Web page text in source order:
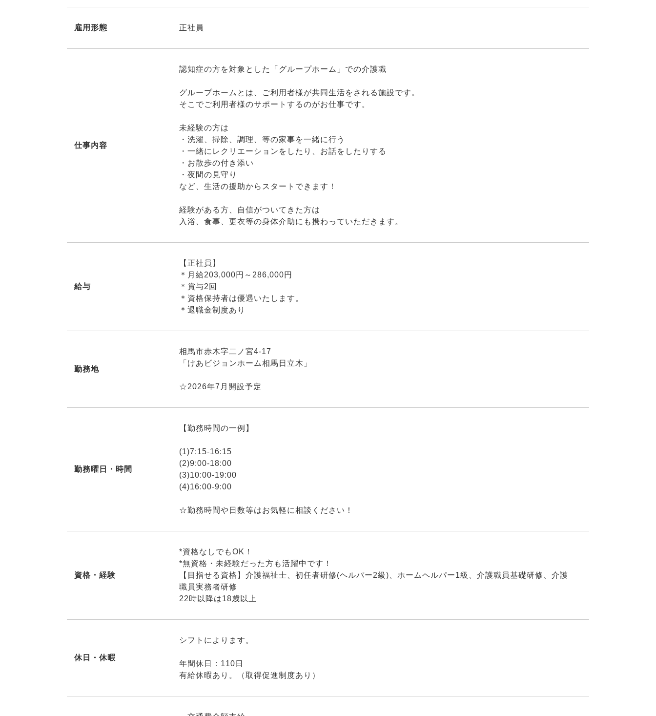
雇用形態 正社員
仕事内容
認知症の方を対象とした「グループホーム」での介護職
グループホームとは、ご利用者様が共同生活をされる施設です。
そこでご利用者様のサポートするのがお仕事です。
未経験の方は
・洗濯、掃除、調理、等の家事を一緒に行う
・一緒にレクリエーションをしたり、お話をしたりする
・お散歩の付き添い
・夜間の見守り
など、生活の援助からスタートできます！
経験がある方、自信がついてきた方は
入浴、食事、更衣等の身体介助にも携わっていただきます。
給与
【正社員】
＊月給203,000円～286,000円
＊賞与2回
＊資格保持者は優遇いたします。
＊退職金制度あり
勤務地
相馬市赤木字二ノ宮4-17
「けあビジョンホーム相馬日立木」
☆2026年7月開設予定
勤務曜日・時間
【勤務時間の一例】
(1)7:15-16:15
(2)9:00-18:00
(3)10:00-19:00
(4)16:00-9:00
☆勤務時間や日数等はお気軽に相談ください！
資格・経験
*資格なしでもOK！
*無資格・未経験だった方も活躍中です！
【目指せる資格】介護福祉士、初任者研修(ヘルパー2級)、ホームヘルパー1級、介護職員基礎研修、介護
職員実務者研修
22時以降は18歳以上
休日・休暇
シフトによります。
年間休日：110日
有給休暇あり。（取得促進制度あり）